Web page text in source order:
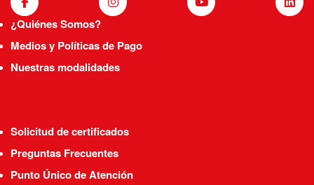
¿Quiénes Somos?
Medios y Políticas de Pago
Nuestras modalidades
Solicitud de certificados
Preguntas Frecuentes
Punto Único de Atención